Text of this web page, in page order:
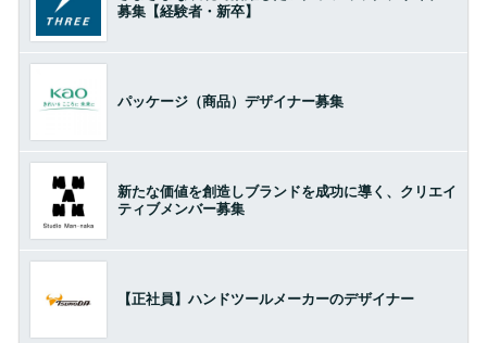
募集【経験者・新卒】
パッケージ（商品）デザイナー募集
新たな価値を創造しブランドを成功に導く、クリエイ
ティブメンバー募集
【正社員】ハンドツールメーカーのデザイナー